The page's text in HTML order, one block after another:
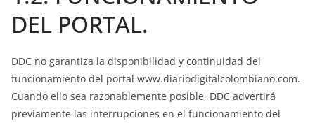
DEL PORTAL.
DDC no garantiza la disponibilidad y continuidad del
funcionamiento del portal www.diariodigitalcolombiano.com.
Cuando ello sea razonablemente posible, DDC advertirá
previamente las interrupciones en el funcionamiento del